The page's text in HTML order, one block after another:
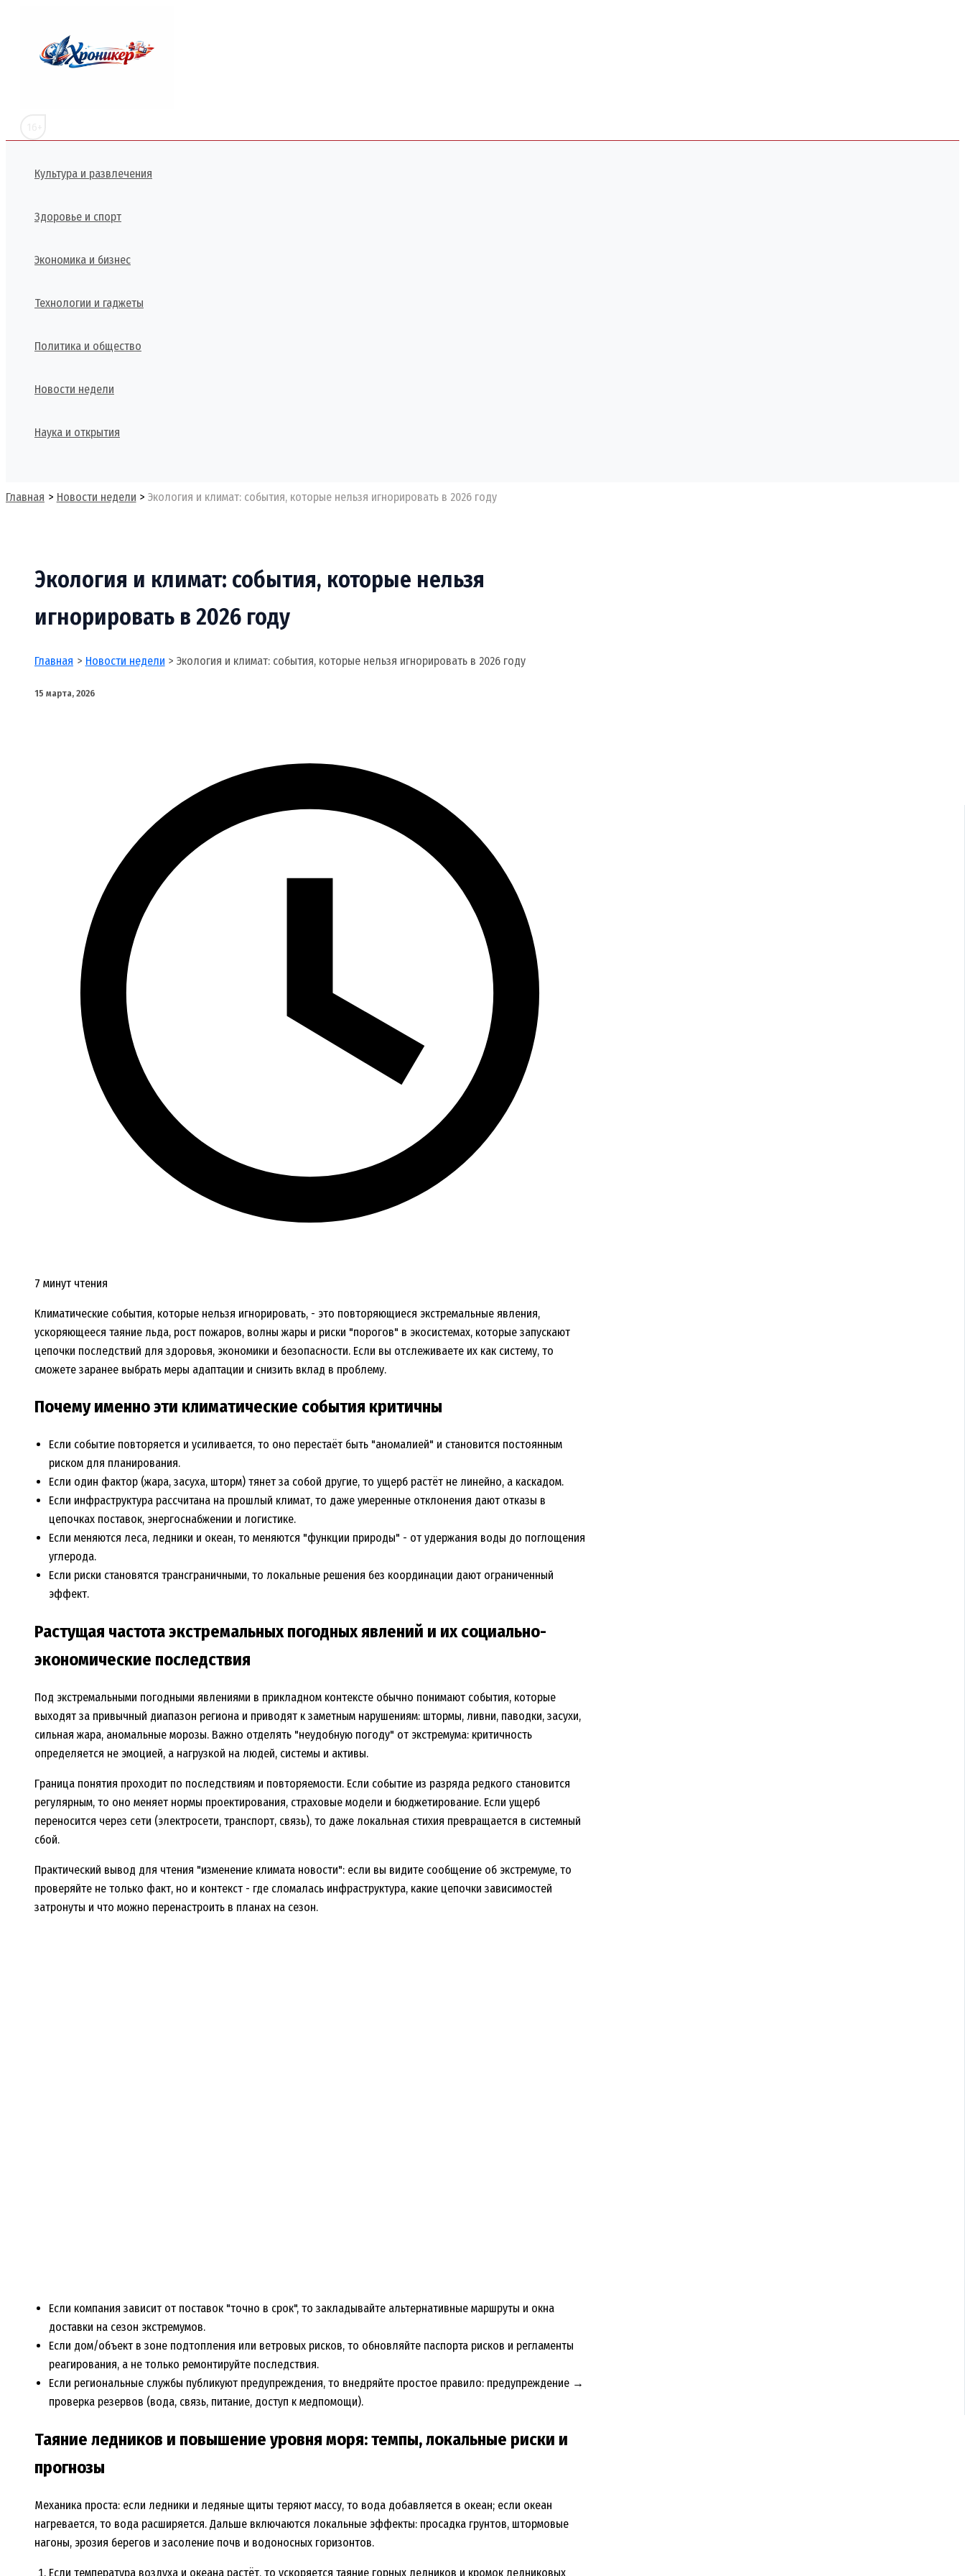
содержимому
Культура и развлечения
Здоровье и спорт
Экономика и бизнес
Технологии и гаджеты
Политика и общество
Новости недели
Наука и открытия
Главная Новости недели Экология и климат: события, которые нельзя игнорировать в 2026 году
Экология и климат: события, которые нельзя
игнорировать в 2026 году
Главная Новости недели Экология и климат: события, которые нельзя игнорировать в 2026 году
15 марта, 2026
7 минут чтения
Климатические события, которые нельзя игнорировать, - это повторяющиеся экстремальные явления,
ускоряющееся таяние льда, рост пожаров, волны жары и риски "порогов" в экосистемах, которые запускают
цепочки последствий для здоровья, экономики и безопасности. Если вы отслеживаете их как систему, то
сможете заранее выбрать меры адаптации и снизить вклад в проблему.
Почему именно эти климатические события критичны
Если событие повторяется и усиливается, то оно перестаёт быть "аномалией" и становится постоянным
риском для планирования.
Если один фактор (жара, засуха, шторм) тянет за собой другие, то ущерб растёт не линейно, а каскадом.
Если инфраструктура рассчитана на прошлый климат, то даже умеренные отклонения дают отказы в
цепочках поставок, энергоснабжении и логистике.
Если меняются леса, ледники и океан, то меняются "функции природы" - от удержания воды до поглощения
углерода.
Если риски становятся трансграничными, то локальные решения без координации дают ограниченный
эффект.
Растущая частота экстремальных погодных явлений и их социально-
экономические последствия
Под экстремальными погодными явлениями в прикладном контексте обычно понимают события, которые
выходят за привычный диапазон региона и приводят к заметным нарушениям: штормы, ливни, паводки, засухи,
сильная жара, аномальные морозы. Важно отделять "неудобную погоду" от экстремума: критичность
определяется не эмоцией, а нагрузкой на людей, системы и активы.
Граница понятия проходит по последствиям и повторяемости. Если событие из разряда редкого становится
регулярным, то оно меняет нормы проектирования, страховые модели и бюджетирование. Если ущерб
переносится через сети (электросети, транспорт, связь), то даже локальная стихия превращается в системный
сбой.
Практический вывод для чтения "изменение климата новости": если вы видите сообщение об экстремуме, то
проверяйте не только факт, но и контекст - где сломалась инфраструктура, какие цепочки зависимостей
затронуты и что можно перенастроить в планах на сезон.
Если компания зависит от поставок "точно в срок", то закладывайте альтернативные маршруты и окна
доставки на сезон экстремумов.
Если дом/объект в зоне подтопления или ветровых рисков, то обновляйте паспорта рисков и регламенты
реагирования, а не только ремонтируйте последствия.
Если региональные службы публикуют предупреждения, то внедряйте простое правило: предупреждение →
проверка резервов (вода, связь, питание, доступ к медпомощи).
Таяние ледников и повышение уровня моря: темпы, локальные риски и
прогнозы
Механика проста: если ледники и ледяные щиты теряют массу, то вода добавляется в океан; если океан
нагревается, то вода расширяется. Дальше включаются локальные эффекты: просадка грунтов, штормовые
нагоны, эрозия берегов и засоление почв и водоносных горизонтов.
Если температура воздуха и океана растёт, то ускоряется таяние горных ледников и кромок ледниковых